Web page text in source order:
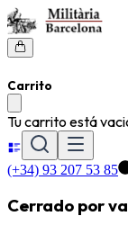
Carrito
Tu carrito está
(+34) 93 207 53 85
Cerrado por